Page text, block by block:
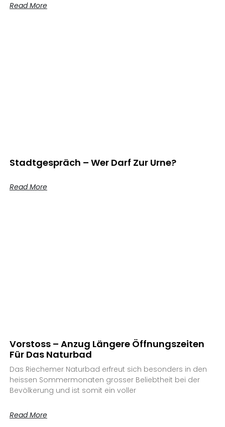
Read More
Stadtgespräch – Wer Darf Zur Urne?
Read More
Vorstoss – Anzug Längere Öffnungszeiten
Für Das Naturbad
Das Riechemer Naturbad erfreut sich besonders in den
heissen Sommermonaten grosser Beliebtheit bei der
Bevölkerung und ist somit ein voller
Read More